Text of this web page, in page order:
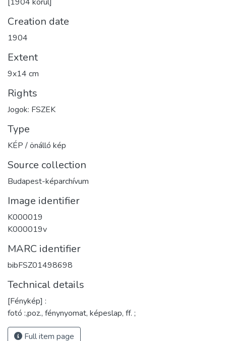
Creation date
1904
Extent
9x14 cm
Rights
Jogok: FSZEK
Type
KÉP / önálló kép
Source collection
Budapest-képarchívum
Image identifier
K000019
K000019v
MARC identifier
bibFSZ01498698
Technical details
[Fénykép] :
fotó :,poz., fénynyomat, képeslap, ff. ;
Full item page